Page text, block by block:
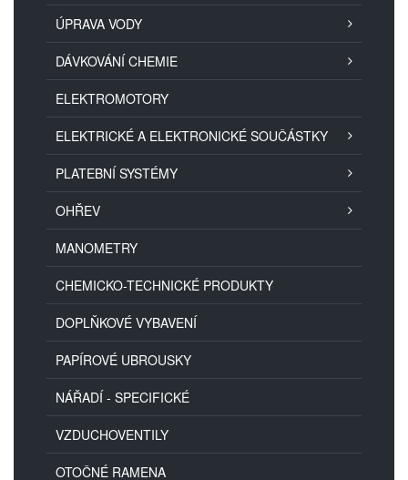
ÚPRAVA VODY
DÁVKOVÁNÍ CHEMIE
ELEKTROMOTORY
ELEKTRICKÉ A ELEKTRONICKÉ SOUČÁSTKY
PLATEBNÍ SYSTÉMY
OHŘEV
MANOMETRY
CHEMICKO-TECHNICKÉ PRODUKTY
DOPLŇKOVÉ VYBAVENÍ
PAPÍROVÉ UBROUSKY
NÁŘADÍ - SPECIFICKÉ
VZDUCHOVENTILY
OTOČNÉ RAMENA